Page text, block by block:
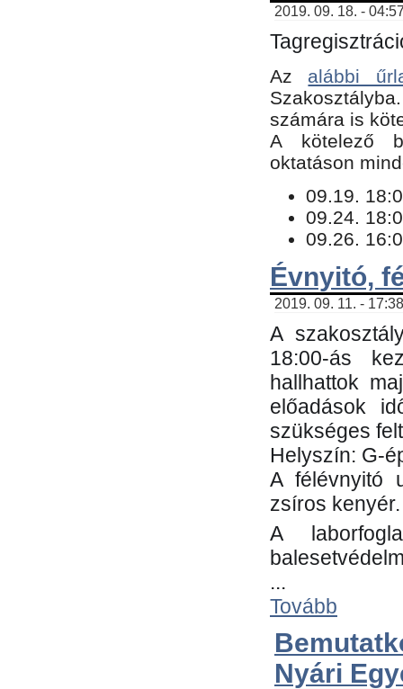
2019. 09. 18. -
Az alábbi
számára is
​A kötelező
oktatáson
09.19.
09.24.
09.26.
Évnyitó,
2019. 09. 11. -
A
18:00-ás
hallhattok
előadások
szükséges
Helyszín: G-
A félévnyitó
zsíros kenyér.
A
...
Tovább
Nyári